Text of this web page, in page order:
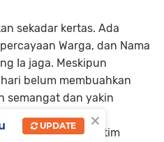
sekadar kertas. Ada
Warga, dan Nama
Ia jaga. Meskipun
belum membuahkan
semangat dan yakin
tanggap darurat, tim
×
UPDATE